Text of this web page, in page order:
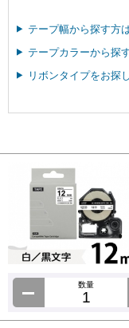
テープ幅から探す方
テープカラーから探
リボンタイプをお探
数量